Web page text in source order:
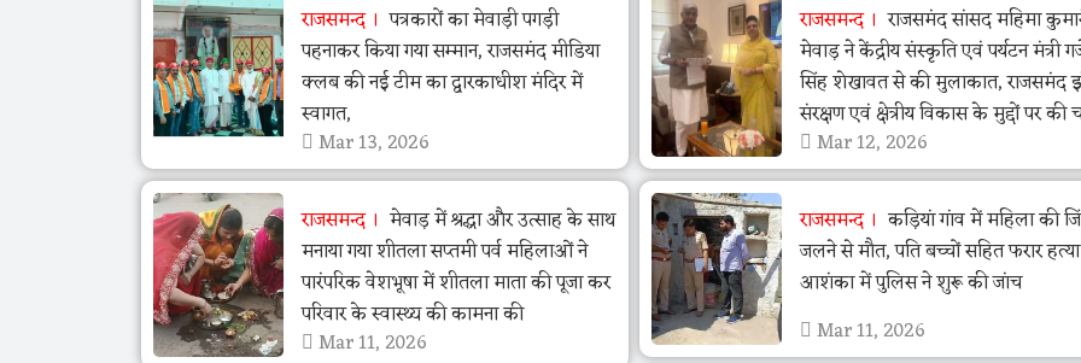
राजसमन्द
पत्रकारों का मेवाड़ी पगड़ी
पहनाकर किया गया सम्मान, राजसमंद मीडिया
क्लब की नई टीम का द्वारकाधीश मंदिर में
स्वागत,
Mar 13, 2026
राजसमन्द
राजसमंद सांसद महिमा
मेवाड़ ने केंद्रीय संस्कृति एवं पर्यटन मंत्री
सिंह शेखावत से की मुलाकात, राजसमंद
संरक्षण एवं क्षेत्रीय विकास के मुद्दों पर की
Mar 12, 2026
राजसमन्द
मेवाड़ में श्रद्धा और उत्साह के साथ
मनाया गया शीतला सप्तमी पर्व महिलाओं ने
पारंपरिक वेशभूषा में शीतला माता की पूजा कर
परिवार के स्वास्थ्य की कामना की
Mar 11, 2026
राजसमन्द
कड़ियां गांव में महिला की
जलने से मौत, पति बच्चों सहित फरार
आशंका में पुलिस ने शुरू की जांच
Mar 11, 2026